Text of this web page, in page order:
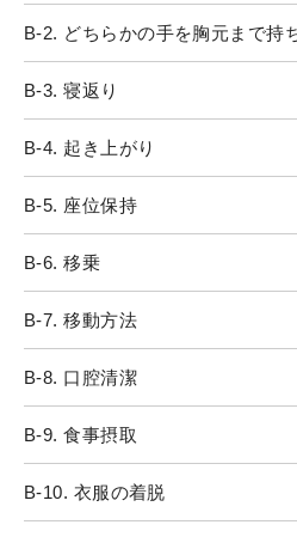
B-2. どちらかの手を胸元まで持
B-3. 寝返り
B-4. 起き上がり
B-5. 座位保持
B-6. 移乗
B-7. 移動方法
B-8. 口腔清潔
B-9. 食事摂取
B-10. 衣服の着脱